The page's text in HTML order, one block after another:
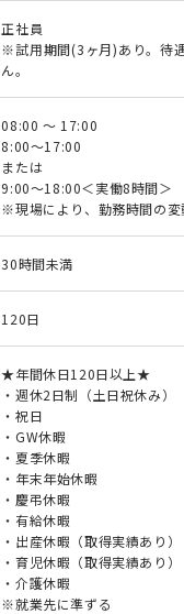
正社員
※試用期間(3ヶ月)あり。待
ん。
08:00 ～ 17:00
8:00～17:00
または
9:00～18:00＜実働8時間＞
※現場により、勤務時間の変
30時間未満
120日
★年間休日120日以上★
・週休2日制（土日祝休み）
・祝日
・GW休暇
・夏季休暇
・年末年始休暇
・慶弔休暇
・有給休暇
・出産休暇（取得実績あり）
・育児休暇（取得実績あり）
・介護休暇
※就業先に準ずる